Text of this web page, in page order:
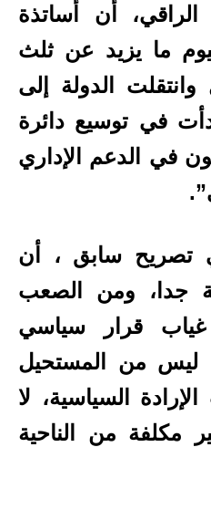
الراقي، أن أساتذة
ما يزيد عن ثلث
الدولة إلى
في توسيع دائرة
في الدعم الإداري
تصريح سابق ، أن
جدا، ومن الصعب
قرار سياسي
من المستحيل
السياسية، لا
مكلفة من الناحية